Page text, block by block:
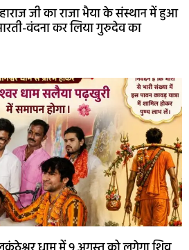
जी का राजा भैया के संस्थान में हुआ
वंदना कर लिया गुरुदेव का